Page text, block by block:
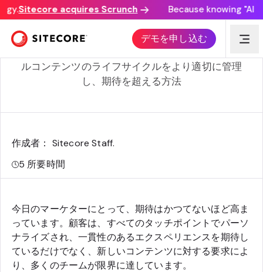
Sitecore acquires Scrunch Because knowing "AI
デモを申し込む
最高のコンテンツライフサイクルを生きる
マーケターがContent Hubを使用してオムニチャネ
ルコンテンツのライフサイクルをより適切に管理
し、期待を超える方法
作成者： Sitecore Staff.
5 所要時間
今日のマーケターにとって、期待はかつてないほど高ま
っています。顧客は、すべてのタッチポイントでパーソ
ナライズされ、一貫性のあるエクスペリエンスを期待し
ているだけでなく、新しいコンテンツに対する要求によ
り、多くのチームが限界に達しています。